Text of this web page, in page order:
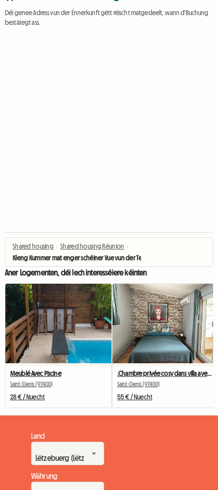
Déi genee Adress vun der Ënnerkunft gëtt réischt matgedeelt, wann d'Buchung
bestätegt ass.
Shared housing › Shared housing Réunion ›
Kleng Kummer mat enger schéiner Vue vun der Terrass
Aner Logementen, déi Iech interesséiere kéinten
Meublé Avec Piscine
Saint-Denis (97400)
28 € / Nuecht
.Chambre privée cosy dans villa avec jacussi et piscine
Saint-Denis (97400)
55 € / Nuecht
Land
Währung